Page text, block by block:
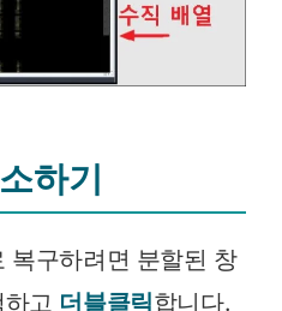
하기
복구하려면 분할된 창
고 더블클릭합니다.